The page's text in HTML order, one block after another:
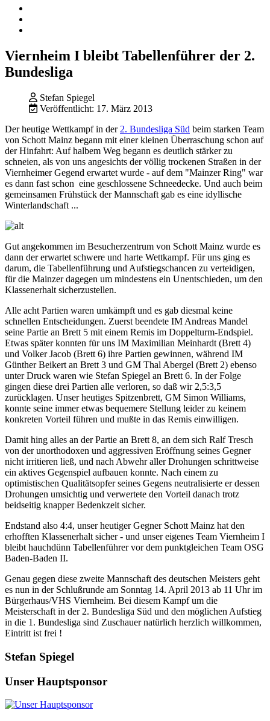
Viernheim I bleibt Tabellenführer der 2.
Bundesliga
Stefan Spiegel
Veröffentlicht: 17. März 2013
Der heutige Wettkampf in der 2. Bundesliga Süd beim starken Team
von Schott Mainz begann mit einer kleinen Überraschung schon auf
der Hinfahrt: Auf halbem Weg begann es deutlich stärker zu
schneien, als von uns angesichts der völlig trockenen Straßen in der
Viernheimer Gegend erwartet wurde - auf dem "Mainzer Ring" war
es dann fast schon eine geschlossene Schneedecke. Und auch beim
gemeinsamen Frühstück der Mannschaft gab es eine idyllische
Winterlandschaft ...
Gut angekommen im Besucherzentrum von Schott Mainz wurde es
dann der erwartet schwere und harte Wettkampf. Für uns ging es
darum, die Tabellenführung und Aufstiegschancen zu verteidigen,
für die Mainzer dagegen um mindestens ein Unentschieden, um den
Klassenerhalt sicherzustellen.
Alle acht Partien waren umkämpft und es gab diesmal keine
schnellen Entscheidungen. Zuerst beendete IM Andreas Mandel
seine Partie an Brett 5 mit einem Remis im Doppelturm-Endspiel.
Etwas später konnten für uns IM Maximilian Meinhardt (Brett 4)
und Volker Jacob (Brett 6) ihre Partien gewinnen, während IM
Günther Beikert an Brett 3 und GM Thal Abergel (Brett 2) ebenso
unter Druck waren wie Stefan Spiegel an Brett 6. In der Folge
gingen diese drei Partien alle verloren, so daß wir 2,5:3,5
zurücklagen. Unser heutiges Spitzenbrett, GM Simon Williams,
konnte seine immer etwas bequemere Stellung leider zu keinem
konkreten Vorteil führen und mußte in das Remis einwilligen.
Damit hing alles an der Partie an Brett 8, an dem sich Ralf Tresch
von der unorthodoxen und aggressiven Eröffnung seines Gegner
nicht irritieren ließ, und nach Abwehr aller Drohungen schrittweise
ein aktives Gegenspiel aufbauen konnte. Nach einem zu
optimistischen Qualitätsopfer seines Gegens neutralisierte er dessen
Drohungen umsichtig und verwertete den Vorteil danach trotz
beidseitig knapper Bedenkzeit sicher.
Endstand also 4:4, unser heutiger Gegner Schott Mainz hat den
erhofften Klassenerhalt sicher - und unser eigenes Team Viernheim I
bleibt hauchdünn Tabellenführer vor dem punktgleichen Team OSG
Baden-Baden II.
Genau gegen diese zweite Mannschaft des deutschen Meisters geht
es nun in der Schlußrunde am Sonntag 14. April 2013 ab 11 Uhr im
Bürgerhaus/VHS Viernheim. Bei diesem Kampf um die
Meisterschaft in der 2. Bundesliga Süd und den möglichen Aufstieg
in die 1. Bundesliga sind Zuschauer natürlich herzlich willkommen,
Eintritt ist frei !
Stefan Spiegel
Unser Hauptsponsor